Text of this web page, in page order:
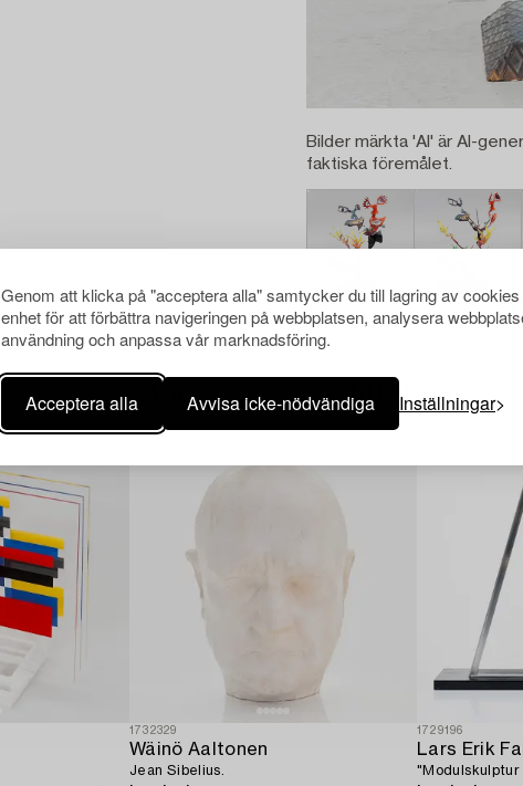
Genom att klicka på "acceptera alla" samtycker du till lagring av
enhet för att förbättra navigeringen på webbplatsen, analysera
användning och anpassa vår marknadsföring.
Acceptera alla Avvisa icke-nödvändiga Inställningar
Bilder märkta 'AI' är AI-
faktiska föremålet.
Andra har även tittat på
1732329
Wäinö Aaltonen
Jean Sibelius.
1729196
Lars Erik
"Modulskulptur